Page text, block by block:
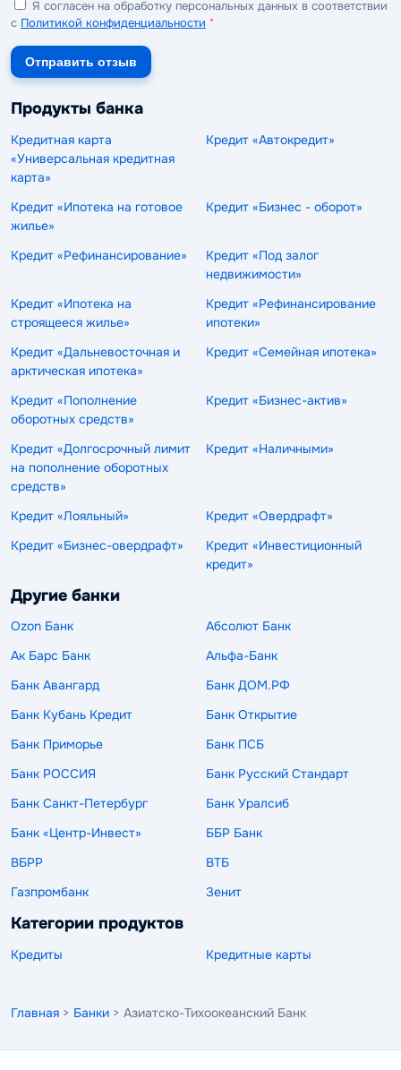
Я согласен на обработку персональных данных в соответствии
с Политикой конфиденциальности *
Отправить отзыв
Продукты банка
Кредитная карта
«Универсальная кредитная
карта»
Кредит «Автокредит»
Кредит «Ипотека на готовое
жилье»
Кредит «Бизнес - оборот»
Кредит «Рефинансирование»
Кредит «Под залог
недвижимости»
Кредит «Ипотека на
строящееся жилье»
Кредит «Рефинансирование
ипотеки»
Кредит «Дальневосточная и
арктическая ипотека»
Кредит «Семейная ипотека»
Кредит «Пополнение
оборотных средств»
Кредит «Бизнес-актив»
Кредит «Долгосрочный лимит
на пополнение оборотных
средств»
Кредит «Наличными»
Кредит «Лояльный»
Кредит «Овердрафт»
Кредит «Бизнес-овердрафт»
Кредит «Инвестиционный
кредит»
Другие банки
Ozon Банк
Абсолют Банк
Ак Барс Банк
Альфа-Банк
Банк Авангард
Банк ДОМ.РФ
Банк Кубань Кредит
Банк Открытие
Банк Приморье
Банк ПСБ
Банк РОССИЯ
Банк Русский Стандарт
Банк Санкт-Петербург
Банк Уралсиб
Банк «Центр-Инвест»
ББР Банк
ВБРР
ВТБ
Газпромбанк
Зенит
Категории продуктов
Кредиты Кредитные карты
Главная > Банки > Азиатско-Тихоокеанский Банк